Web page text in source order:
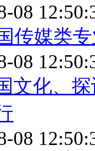
08
传媒类
08
文化、
08